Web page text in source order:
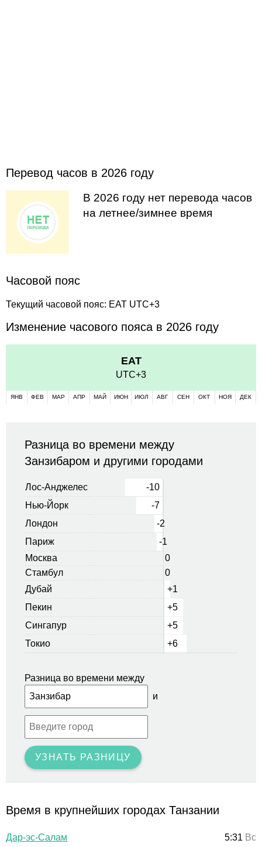
Перевод часов в 2026 году
В 2026 году нет перевода часов
на летнее/зимнее время
Часовой пояс
Текущий часовой пояс: EAT UTC+3
Изменение часового пояса в 2026 году
EAT
UTC+3
ЯНВ ФЕВ МАР АПР МАЙ ИЮН ИЮЛ АВГ СЕН ОКТ НОЯ ДЕК
Разница во времени между
Занзибаром и другими городами
Лос-Анджелес
-10
Нью-Йорк
-7
Лондон
-2
Париж
-1
Москва
0
Стамбул
0
Дубай
+1
Пекин
+5
Сингапур
+5
Токио
+6
Разница во времени между
и
УЗНАТЬ РАЗНИЦУ
Время в крупнейших городах Танзании
Дар-эс-Салам 5:31 Вс